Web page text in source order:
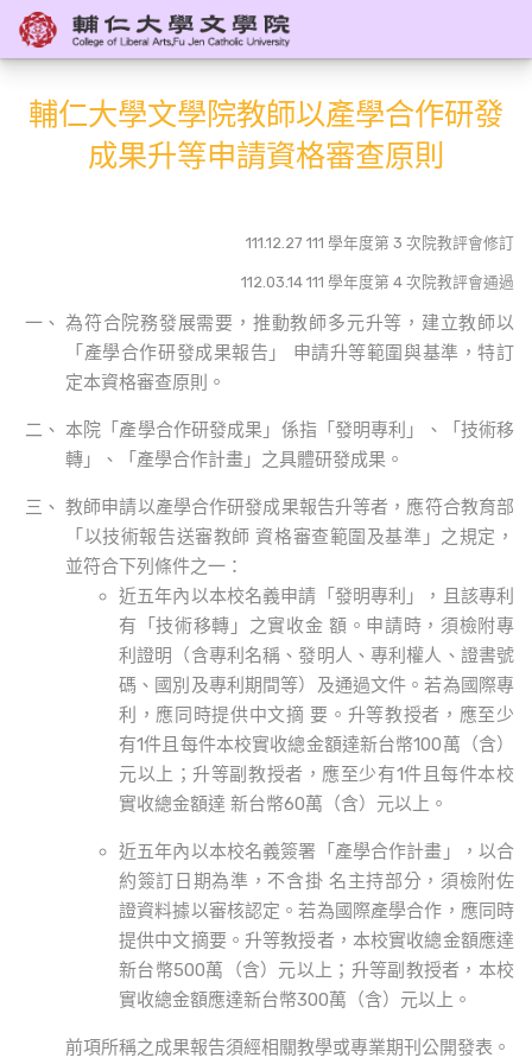
輔仁大學文學院教師以產學合作研發
成果升等申請資格審查原則
111.12.27 111 學年度第 3 次院教評會修訂
112.03.14 111 學年度第 4 次院教評會通過
為符合院務發展需要，推動教師多元升等，建立教師以
「產學合作研發成果報告」 申請升等範圍與基準，特訂
定本資格審查原則。
本院「產學合作研發成果」係指「發明專利」、「技術移
轉」、「產學合作計畫」之具體研發成果。
教師申請以產學合作研發成果報告升等者，應符合教育部
「以技術報告送審教師 資格審查範圍及基準」之規定，
並符合下列條件之一：
近五年內以本校名義申請「發明專利」，且該專利
有「技術移轉」之實收金 額。申請時，須檢附專
利證明（含專利名稱、發明人、專利權人、證書號
碼、國別及專利期間等）及通過文件。若為國際專
利，應同時提供中文摘 要。升等教授者，應至少
有1件且每件本校實收總金額達新台幣100萬（含）
元以上；升等副教授者，應至少有1件且每件本校
實收總金額達 新台幣60萬（含）元以上。
近五年內以本校名義簽署「產學合作計畫」，以合
約簽訂日期為準，不含掛 名主持部分，須檢附佐
證資料據以審核認定。若為國際產學合作，應同時
提供中文摘要。升等教授者，本校實收總金額應達
新台幣500萬（含）元以上；升等副教授者，本校
實收總金額應達新台幣300萬（含）元以上。
前項所稱之成果報告須經相關教學或專業期刊公開發表。